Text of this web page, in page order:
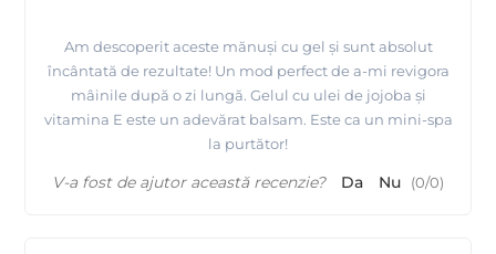
Am descoperit aceste mănuși cu gel și sunt absolut
încântată de rezultate! Un mod perfect de a-mi revigora
mâinile după o zi lungă. Gelul cu ulei de jojoba și
vitamina E este un adevărat balsam. Este ca un mini-spa
la purtător!
V-a fost de ajutor această recenzie? Da Nu (0/0)